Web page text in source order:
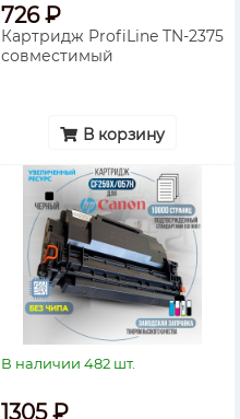
726 ₽
Картридж ProfiLine TN-2375
совместимый
В корзину
В наличии 482 шт.
1305 ₽